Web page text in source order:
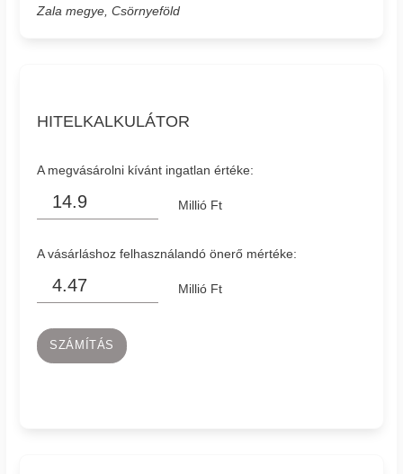
Zala megye, Csörnyeföld
HITELKALKULÁTOR
A megvásárolni kívánt ingatlan értéke:
Millió Ft
A vásárláshoz felhasználandó önerő mértéke:
Millió Ft
SZÁMÍTÁS